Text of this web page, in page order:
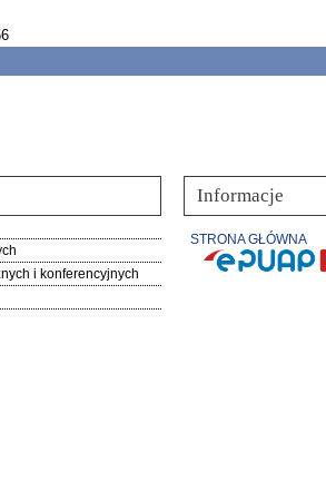
i konferencyjnych
Informacje
STRONA GŁÓWNA